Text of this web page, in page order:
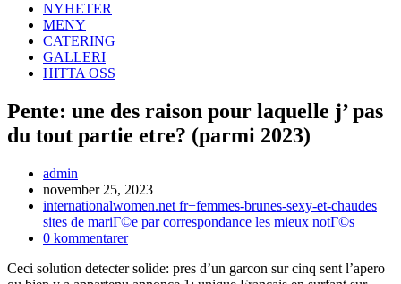
NYHETER
MENY
CATERING
GALLERI
HITTA OSS
Pente: une des raison pour laquelle j’ pas
du tout partie etre? (parmi 2023)
Inläggsförfattare:
admin
Inlägget
publicerat:
november 25, 2023
Inläggskategori:
internationalwomen.net fr+femmes-brunes-sexy-et-chaudes
sites de mariГ©e par correspondance les mieux notГ©s
Kommentarer
inlägget:
0 kommentarer
Ceci solution detecter solide: pres d’un garcon sur cinq sent l’apero